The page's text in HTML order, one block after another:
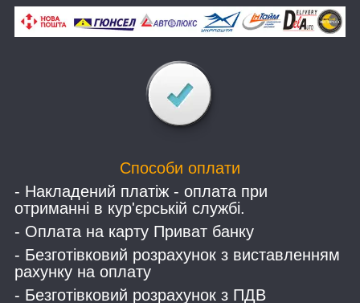
Способи оплати
- Накладений платіж - оплата при
отриманні в кур'єрській службі.
- Оплата на карту Приват банку
- Безготівковий розрахунок з виставленням
рахунку на оплату
- Безготівковий розрахунок з ПДВ